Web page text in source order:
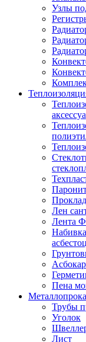
Узлы
Лен
Лента
Пена
Трубы
Уголок
Лист